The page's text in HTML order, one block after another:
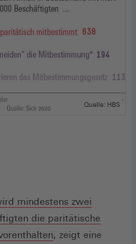
Quelle: HBS
mindestens zwei
die paritätische
(Öffnet
, zeigt eine